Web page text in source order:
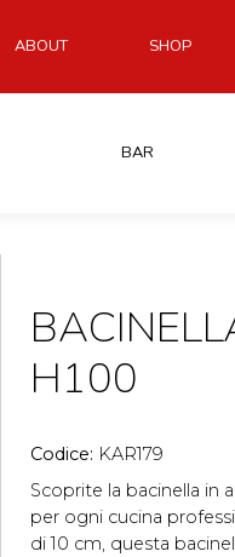
ABOUT SHOP
BAR
H100
Codice: KAR179
Scoprite la bacinella in
per ogni cucina
di 10 cm, questa